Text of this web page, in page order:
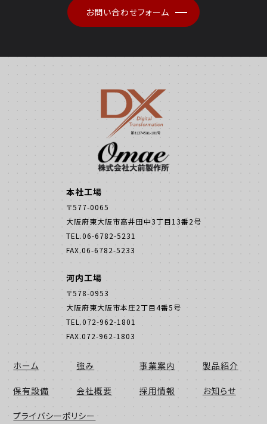
お問い合わせフォーム
本社工場
〒577-0065
大阪府東大阪市高井田中3丁目13番2号
TEL.06-6782-5231
FAX.06-6782-5233
河内工場
〒578-0953
大阪府東大阪市本庄2丁目4番5号
TEL.072-962-1801
FAX.072-962-1803
ホーム 強み 事業案内 製品紹介
保有設備 会社概要 採用情報 お知らせ
プライバシーポリシー